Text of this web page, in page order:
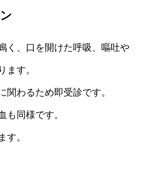
く、口を開けた呼吸、嘔吐や
ます。
関わるため即受診です。
も同様です。
す。